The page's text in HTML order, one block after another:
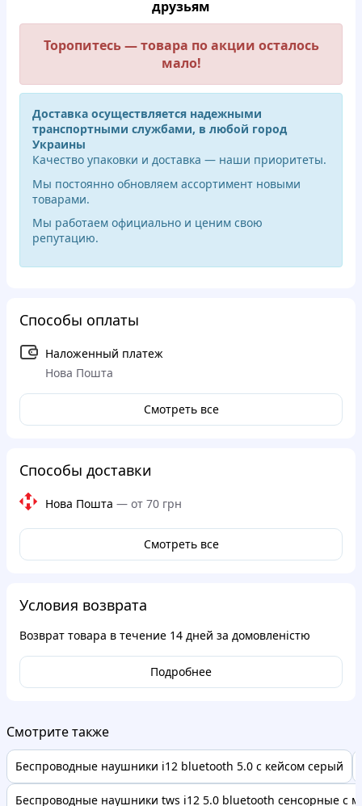
друзьям
Торопитесь — товара по акции осталось
мало!
Доставка осуществляется надежными
транспортными службами, в любой город
Украины
Качество упаковки и доставка — наши приоритеты.
Мы постоянно обновляем ассортимент новыми
товарами.
Мы работаем официально и ценим свою
репутацию.
Способы оплаты
Наложенный платеж
Нова Пошта
Смотреть все
Способы доставки
Нова Пошта — от 70 грн
Смотреть все
Условия возврата
Возврат товара в течение 14 дней за домовленістю
Подробнее
Смотрите также
Беспроводные наушники i12 bluetooth 5.0 с кейсом серый
Беспроводные наушники tws i12 5.0 bluetooth сенсорные с